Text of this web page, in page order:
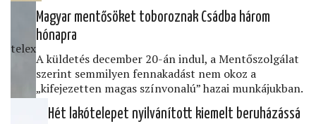
telex
Magyar mentősöket toboroznak Csádba három
hónapra
A küldetés december 20-án indul, a Mentőszolgálat
szerint semmilyen fennakadást nem okoz a
„kifejezetten magas színvonalú” hazai munkájukban.
Hét lakótelepet nyilvánított kiemelt beruházássá